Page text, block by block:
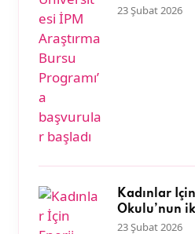
başvurular
23 Şubat 2026
Kadınlar
Okulu’nun
başlıyor
23 Şubat 2026